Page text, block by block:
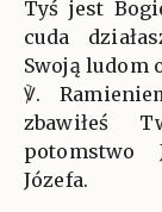
Tyś jest
cuda
Swoją ludom
℣.
zbawiłeś
potomstwo
Józefa.